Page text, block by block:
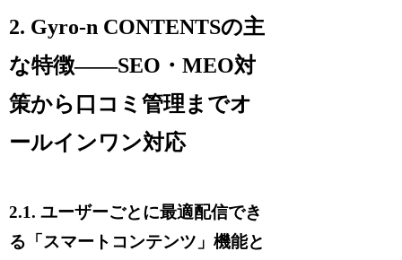
2. Gyro-n CONTENTSの主
な特徴――SEO・MEO対
策から口コミ管理までオ
ールインワン対応
2.1. ユーザーごとに最適配信でき
る「スマートコンテンツ」機能と